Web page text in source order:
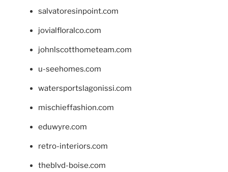
salvatoresinpoint.com
jovialfloralco.com
johnlscotthometeam.com
u-seehomes.com
watersportslagonissi.com
mischieffashion.com
eduwyre.com
retro-interiors.com
theblvd-boise.com